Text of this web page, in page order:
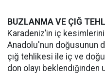
BUZLANMA VE ÇIĞ
Karadeniz’in iç
Anadolu'nun doğusunun
çığ tehlikesi ile iç ve
don olayı beklendiğinden